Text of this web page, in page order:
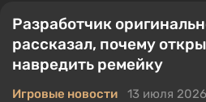
Разработчик
рассказал, почему
навредить ремейку
Игровые новости 13 июля 2026